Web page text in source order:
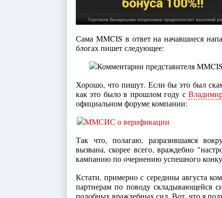
Сама MMCIS в ответ на начавшиеся
блогах пишет следующее:
Хорошо, что пишут. Если бы это был
как это было в прошлом году с
официальном форуме компании:
Так что, полагаю, разразившаяся
вызвана, скорее всего, враждебно
кампанию по очернению успешного
Кстати, примерно с середины августа
партнерам по поводу складывающейся
подобных враждебных сил. Вот, что я